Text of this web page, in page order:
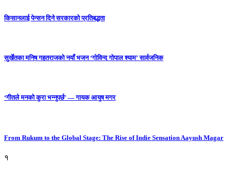
किसानलाई पेन्सन दिने सरकारको प्रतिबद्धता
सुर्खेतका मनिष गहतराजको नयाँ भजन ‘गोविन्द गोपाल श्याम’ सार्वजनिक
‘गीतले मनको कुरा भन्नुपर्छ’ — गायक आयुष मगर
From Rukum to the Global Stage: The Rise of Indie Sensation Aayush Magar
१